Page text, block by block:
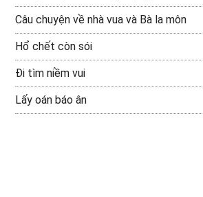
Câu chuyện về nhà vua và Bà la môn
Hổ chết còn sói
Đi tìm niềm vui
Lấy oán báo ân